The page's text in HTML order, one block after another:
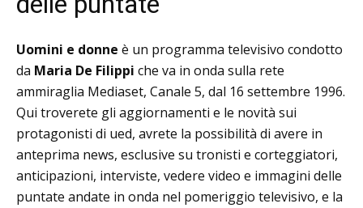
Uomini e donne è un programma televisivo condotto
da Maria De Filippi che va in onda sulla rete
ammiraglia Mediaset, Canale 5, dal 16 settembre 1996.
Qui troverete gli aggiornamenti e le novità sui
protagonisti di ued, avrete la possibilità di avere in
anteprima news, esclusive su tronisti e corteggiatori,
anticipazioni, interviste, vedere video e immagini delle
puntate andate in onda nel pomeriggio televisivo, e la